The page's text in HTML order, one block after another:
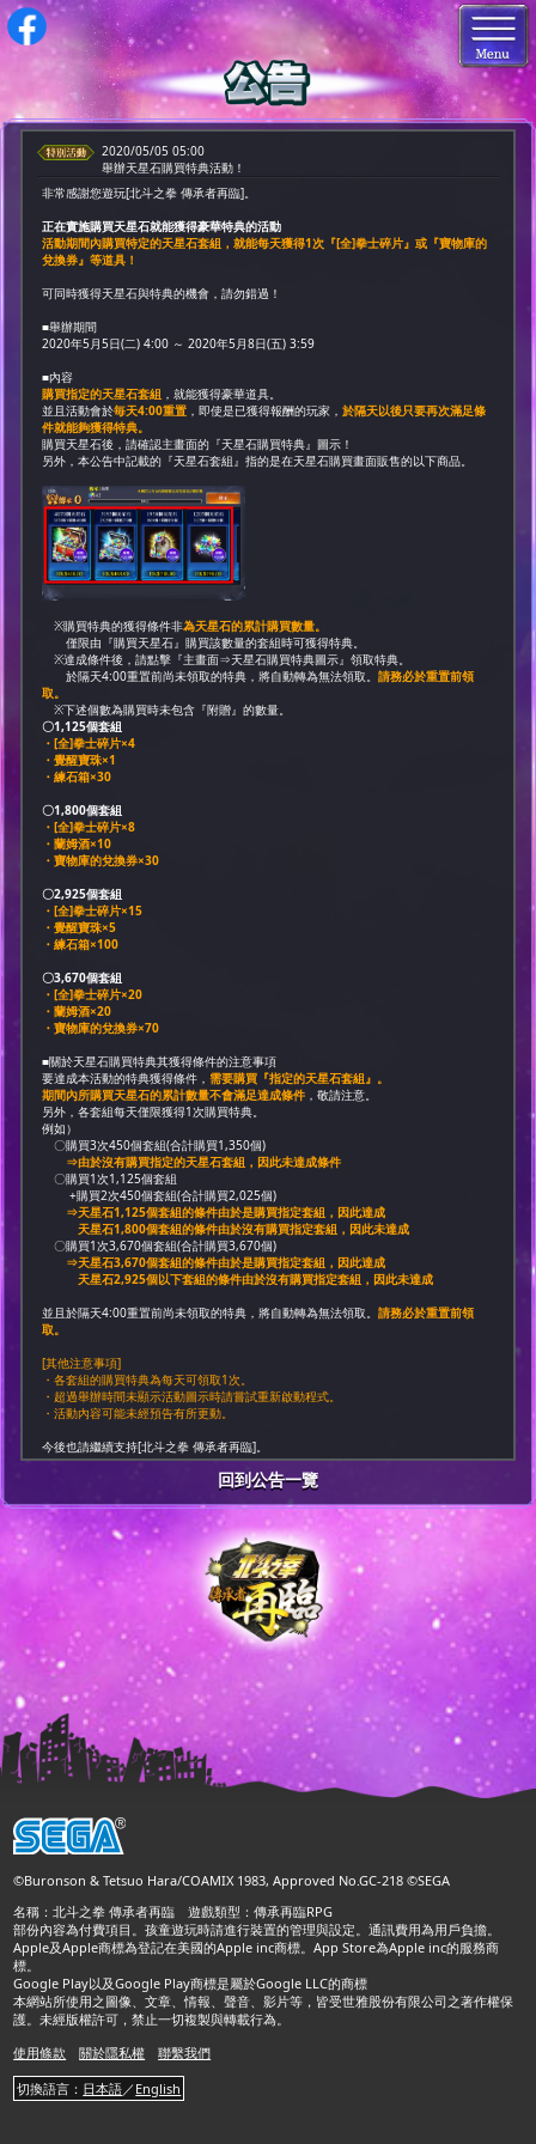
2020/05/05 05:00
舉辦天星石購買特典活動！
非常感謝您遊玩[北斗之拳 傳承者再臨]。
正在實施購買天星石就能獲得豪華特典的活動
活動期間內購買特定的天星石套組，就能每天獲得1次『[全]拳士碎片』或『寶物庫的
兌換券』等道具！
可同時獲得天星石與特典的機會，請勿錯過！
■舉辦期間
2020年5月5日(二) 4:00 ～ 2020年5月8日(五) 3:59
■內容
購買指定的天星石套組 ，就能獲得豪華道具。
並且活動會於毎天4:00重置 ，即使是已獲得報酬的玩家，於隔天以後只要再次滿足條
件就能夠獲得特典。
購買天星石後，請確認主畫面的『天星石購買特典』圖示！
另外，本公告中記載的『天星石套組』指的是在天星石購買畫面販售的以下商品。
※購買特典的獲得條件非為天星石的累計購買數量。
僅限由『購買天星石』購買該數量的套組時可獲得特典。
※達成條件後，請點擊『主畫面⇒天星石購買特典圖示』領取特典。
於隔天4:00重置前尚未領取的特典，將自動轉為無法領取。請務必於重置前領
取。
※下述個數為購買時未包含『附贈』的數量。
〇1,125個套組
・[全]拳士碎片×4
・覺醒寶珠×1
・練石箱×30
〇1,800個套組
・[全]拳士碎片×8
・蘭姆酒×10
・寶物庫的兌換券×30
〇2,925個套組
・[全]拳士碎片×15
・覺醒寶珠×5
・練石箱×100
〇3,670個套組
・[全]拳士碎片×20
・蘭姆酒×20
・寶物庫的兌換券×70
■關於天星石購買特典其獲得條件的注意事項
要達成本活動的特典獲得條件，需要購買『指定的天星石套組』。
期間內所購買天星石的累計數量不會滿足達成條件 ，敬請注意。
另外，各套組每天僅限獲得1次購買特典。
例如）
〇購買3次450個套組(合計購買1,350個)
⇒由於沒有購買指定的天星石套組，因此未達成條件
〇購買1次1,125個套組
+購買2次450個套組(合計購買2,025個)
⇒天星石1,125個套組的條件由於是購買指定套組，因此達成
天星石1,800個套組的條件由於沒有購買指定套組，因此未達成
〇購買1次3,670個套組(合計購買3,670個)
⇒天星石3,670個套組的條件由於是購買指定套組，因此達成
天星石2,925個以下套組的條件由於沒有購買指定套組，因此未達成
並且於隔天4:00重置前尚未領取的特典，將自動轉為無法領取。請務必於重置前領
取。
[其他注意事項]
・各套組的購買特典為每天可領取1次。
・超過舉辦時間未顯示活動圖示時請嘗試重新啟動程式。
・活動內容可能未經預告有所更動。
今後也請繼續支持[北斗之拳 傳承者再臨]。
回到公告一覽
©Buronson & Tetsuo Hara/COAMIX 1983, Approved No.GC-218 ©SEGA
名稱：北斗之拳 傳承者再臨 遊戲類型：傳承再臨RPG
部份內容為付費項目。孩童遊玩時請進行裝置的管理與設定。通訊費用為用戶負擔。
Apple及Apple商標為登記在美國的Apple inc商標。App Store為Apple inc的服務商
標。
Google Play以及Google Play商標是屬於Google LLC的商標
本網站所使用之圖像、文章、情報、聲音、影片等，皆受世雅股份有限公司之著作權保
護。未經版權許可，禁止一切複製與轉載行為。
使用條款
關於隱私權
聯繫我們
切換語言： 日本語 ／ English